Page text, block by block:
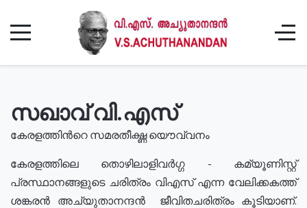
സഖാവ് വി.എസ്
കേരളത്തിൻറെ സമരതീക്ഷ്ണ യൌവ്വനം
കേരളത്തിലെ തൊഴിലാളിവർഗ്ഗ - കമ്യൂണിസ്റ്റ്
പ്രസ്ഥാനങ്ങളുടെ ചരിത്രം വിഎസ് എന്ന വേലിക്കകത്ത്
ശങ്കരൻ അച്യുതാനന്ദൻ ജീവിതചരിത്രം കൂടിയാണ്.